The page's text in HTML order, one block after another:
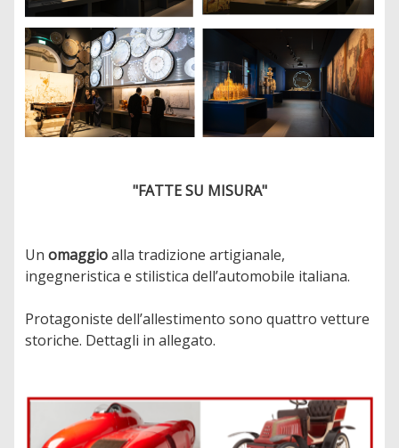
"FATTE SU MISURA"
Unomaggioalla tradizione artigianale,
ingegneristica e stilistica dell’automobile italiana.
Protagoniste dell’allestimento sono quattro vetture
storiche. Dettagli in allegato.